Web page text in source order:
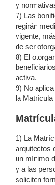
y
7) Las
regirán
vigente,
de ser
8) El
activa.
9) No
la Matrícula
1) La
arquitectos
un mínimo
y a las
soliciten